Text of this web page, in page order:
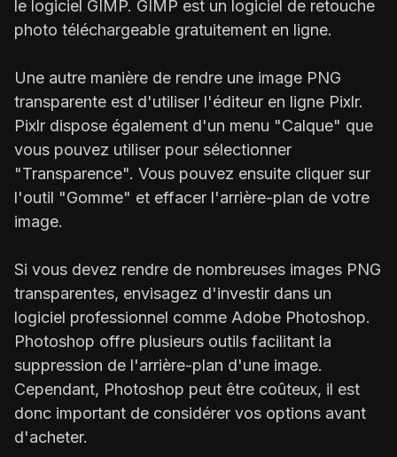
le logiciel GIMP. GIMP est un logiciel de retouche
photo téléchargeable gratuitement en ligne.
Une autre manière de rendre une image PNG
transparente est d'utiliser l'éditeur en ligne Pixlr.
Pixlr dispose également d'un menu "Calque" que
vous pouvez utiliser pour sélectionner
"Transparence". Vous pouvez ensuite cliquer sur
l'outil "Gomme" et effacer l'arrière-plan de votre
image.
Si vous devez rendre de nombreuses images PNG
transparentes, envisagez d'investir dans un
logiciel professionnel comme Adobe Photoshop.
Photoshop offre plusieurs outils facilitant la
suppression de l'arrière-plan d'une image.
Cependant, Photoshop peut être coûteux, il est
donc important de considérer vos options avant
d'acheter.